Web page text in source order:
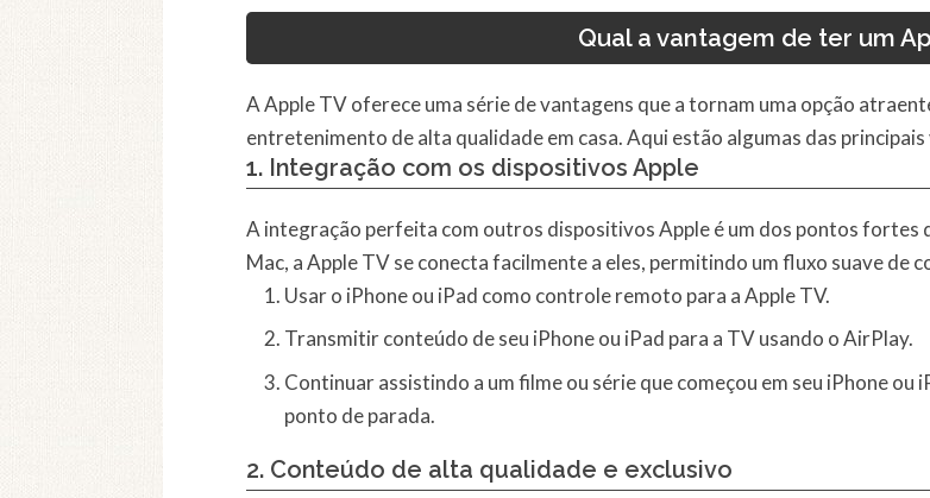
Qual a vantagem de ter um
A Apple TV oferece uma série de vantagens que a tornam uma opção
entretenimento de alta qualidade em casa. Aqui estão algumas das
1. Integração com os dispositivos Apple
A integração perfeita com outros dispositivos Apple é um dos pontos fortes
Mac, a Apple TV se conecta facilmente a eles, permitindo um fluxo suave de
Usar o iPhone ou iPad como controle remoto para a Apple TV.
Transmitir conteúdo de seu iPhone ou iPad para a TV usando o AirPlay.
Continuar assistindo a um filme ou série que começou em seu iPhone
ponto de parada.
2. Conteúdo de alta qualidade e exclusivo